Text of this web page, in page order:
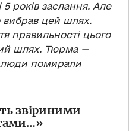
5 років заслання. Але
вибрав цей шлях.
правильності цього
шлях. Тюрма —
люди помирали
звіриними